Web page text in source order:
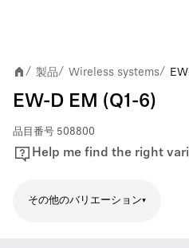
/ 製品/ Wireless systems/
EW-D EM (Q1-6)
品目番号 508800
Help me find the right
その他のバリエーション